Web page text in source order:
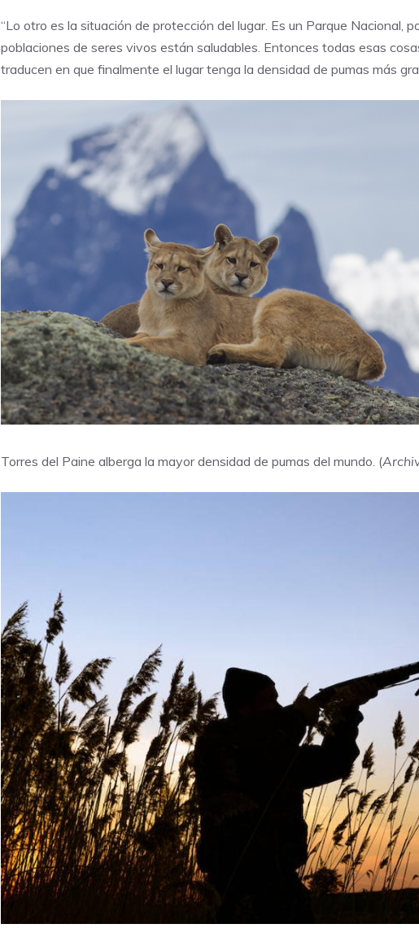
“Lo otro es la situación de protección del lugar. Es un Parque Nacional,
poblaciones de seres vivos están saludables. Entonces todas esas
traducen en que finalmente el lugar tenga la densidad de pumas más
Torres del Paine alberga la mayor densidad de pumas del mundo. (